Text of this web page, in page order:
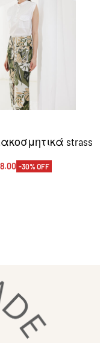
strass
-30% OFF